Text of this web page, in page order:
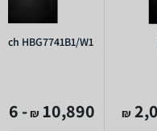
₪
HBG7741B1/W1
10,890
₪
- 4,146